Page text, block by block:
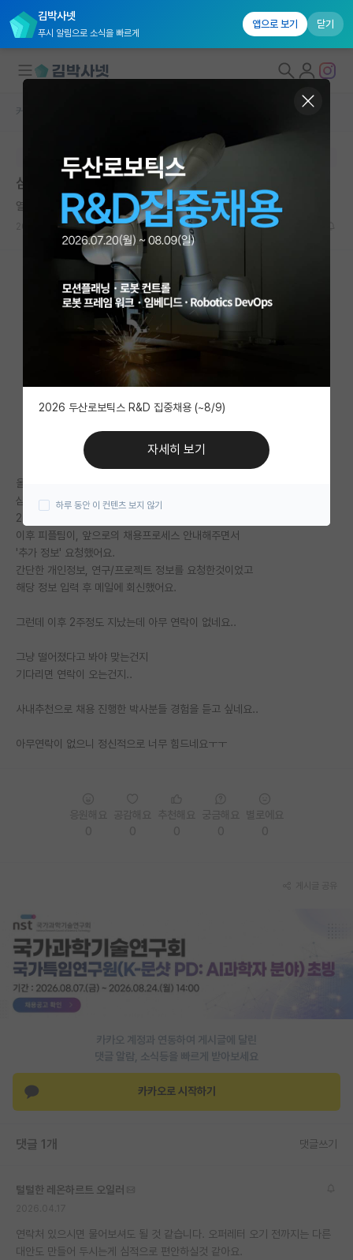
김박사넷
푸시 알림으로 소식을 빠르게
앱으로 보기 닫기
국내대학원 정보
연구실&오픈랩
커뮤니티
커뮤니티 홈
전체글보기
베스트 게시판
IF 명예의전당
자유 게시판(아무개랩)
미국 유학 게시판
미국 대학원 합격 후기 게시판
대학원 합격 후기 게시판
연구실(PI) 홍보 게시판
석박사 채용 정보 게시판
취업 게시판
임용 후기 게시판
홍보 게시판
커리어
유학교육
이벤트
반도체 아카데미
커뮤니티 홈
본문이 수정되지 않는 박제글입니다.
삼성전자 DX 사내추천 관련
열정적인 게오르크 헤겔
2026.04.16 1 1582
올해 2월에 박사졸업하고 (전공 : 컴공)
삼성전자 dx 사내추천으로
2주전에 사전미팅까지 진행했어요
이후 피플팀이, 앞으로의 채용프로세스 안내해주면서
'추가 정보' 요청했어요.
간단한 개인정보, 연구/프로젝트 정보를 요청한것이었고
해당 정보 입력 후 메일에 회신했어요.
그런데 이후 2주정도 지났는데 아무 연락이 없네요..
그냥 떨어졌다고 봐야 맞는건지
기다리면 연락이 오는건지..
사내추천으로 채용 진행한 박사분들 경험을 듣고 싶네요..
아무연락이 없으니 정신적으로 너무 힘드네요ㅜㅜ
카카오 계정과 연동하여 게시글에 달린
댓글 알람, 소식등을 빠르게 받아보세요
카카오로 시작하기
댓글 1개 댓글쓰기
털털한 레온하르트 오일러
연락처 있으시면 물어보셔도 될 것 같습니다. 오퍼레터 오기 전까지는 다른
대안도 만들어 두시는게 심적으로 편안하실것 같아요.
2026 두산로보틱스 R&D 집중채용 (~8/9)
자세히 보기
하루 동안 이 컨텐츠 보지 않기